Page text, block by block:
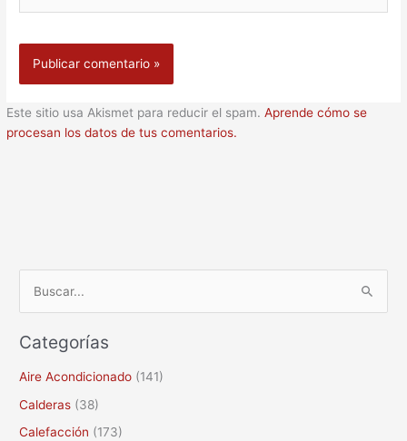
Este sitio usa Akismet para reducir el spam.Aprende cómo se
procesan los datos de tus comentarios.
s
c
Categorías
Aire Acondicionado (141)
Calderas (38)
Calefacción (173)